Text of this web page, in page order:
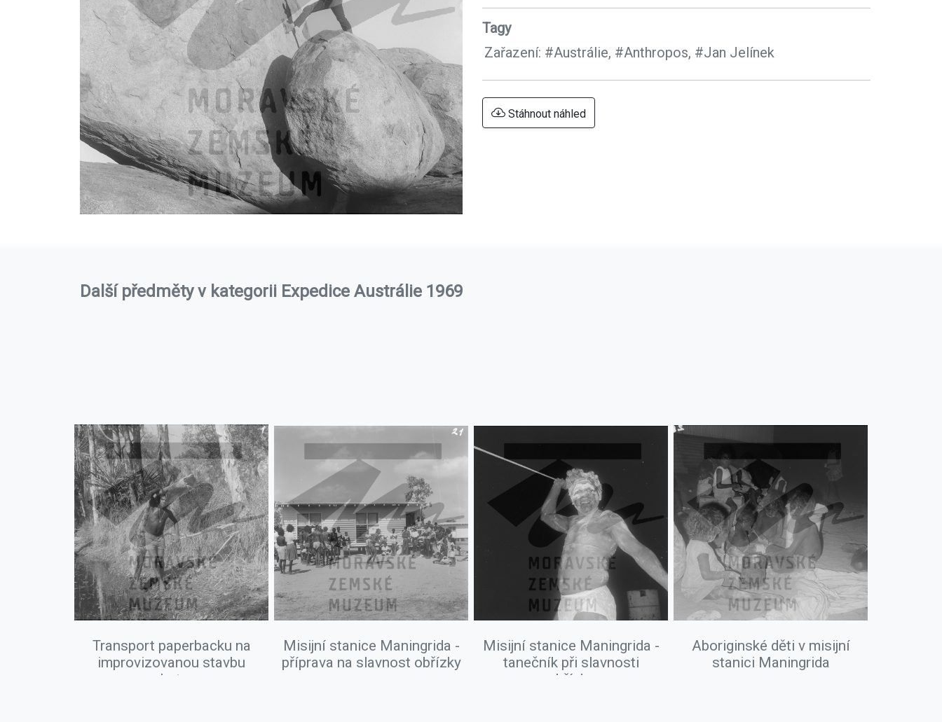
Tagy
Zařazení: #Austrálie, #Anthropos, #Jan Jelínek
Stáhnout náhled
Další předměty v kategorii Expedice Austrálie 1969
Transport paperbacku na
improvizovanou stavbu
chaty.
Misijní stanice Maningrida -
příprava na slavnost obřízky
Misijní stanice Maningrida -
tanečník při slavnosti
obřízky
Aboriginské děti v misijní
stanici Maningrida